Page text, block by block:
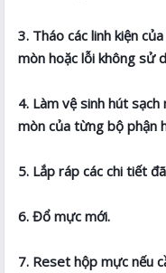
3. Tháo các linh kiện
mòn hoặc lỗi không sử
4. Làm vệ sinh hút
mòn của từng bộ phận
5. Lắp ráp các chi tiết
6. Đổ mực mới.
7. Reset hộp mực nếu